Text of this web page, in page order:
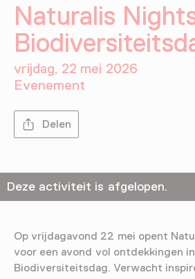
Naturalis
vrijdag, 22 mei 2026
Evenement
Delen
Deze activiteit is afgelopen.
Op vrijdagavond 22 mei opent
voor een avond vol ontdekkingen
Biodiversiteitsdag. Verwacht